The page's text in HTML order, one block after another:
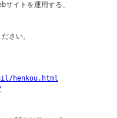
イトを運用する、
さい。
henkou.html